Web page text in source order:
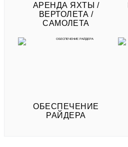
АРЕНДА ЯХТЫ /
ВЕРТОЛЕТА /
САМОЛЕТА
ОБЕСПЕЧЕНИЕ
РАЙДЕРА